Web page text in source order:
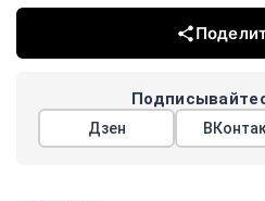
Дзен